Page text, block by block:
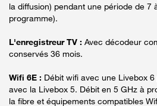
la diffusion) pendant une période de 7
programme).
L'enregistreur TV : Avec décodeur
conservés 36 mois.
Wifi 6E : Débit wifi avec une Livebox
avec la Livebox 5. Débit en 5 GHz à
la fibre et équipements compatibles